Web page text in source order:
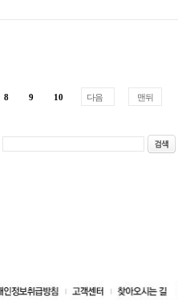
8 9 10 다음 맨뒤